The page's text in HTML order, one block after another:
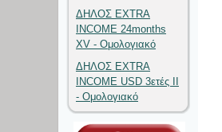
ΔΗΛΟΣ EXTRA
INCOME 24months
XV - Ομολογιακό
ΔΗΛΟΣ EXTRA
INCOME USD 3ετές II
- Ομολογιακό